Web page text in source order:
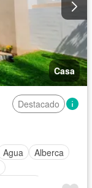
Casa
Destacado
Agua
Alberca